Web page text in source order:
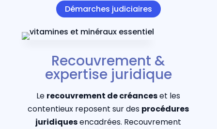
Démarches judiciaires
Recouvrement &
expertise juridique
Le recouvrement de créanceset les
contentieux reposent sur des procédures
juridiquesencadrées. Recouvrement